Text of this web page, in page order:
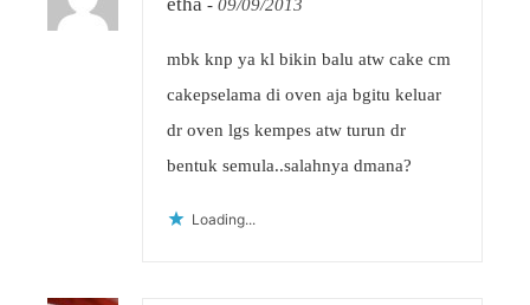
- 09/09/2013
mbk knp ya kl bikin balu atw cake cm
cakepselama di oven aja bgitu keluar
dr oven lgs kempes atw turun dr
bentuk semula..salahnya dmana?
Loading...